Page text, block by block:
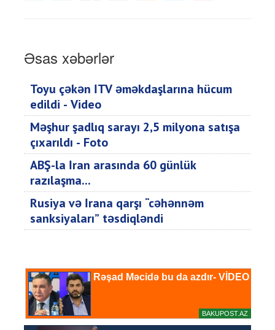
Əsas xəbərlər
Toyu çəkən İTV əməkdaşlarına hücum
edildi - Video
Məşhur şadlıq sarayı 2,5 milyona satışa
çıxarıldı - Foto
ABŞ-la İran arasında 60 günlük
razılaşma...
Rusiya və İrana qarşı “cəhənnəm
sanksiyaları” təsdiqləndi